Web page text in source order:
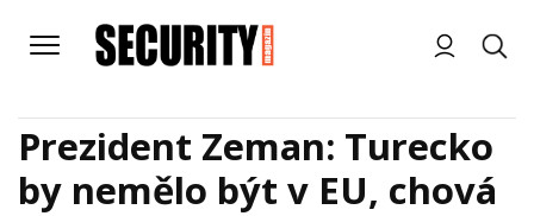
Prezident Zeman: Turecko
by nemělo být v EU, chová